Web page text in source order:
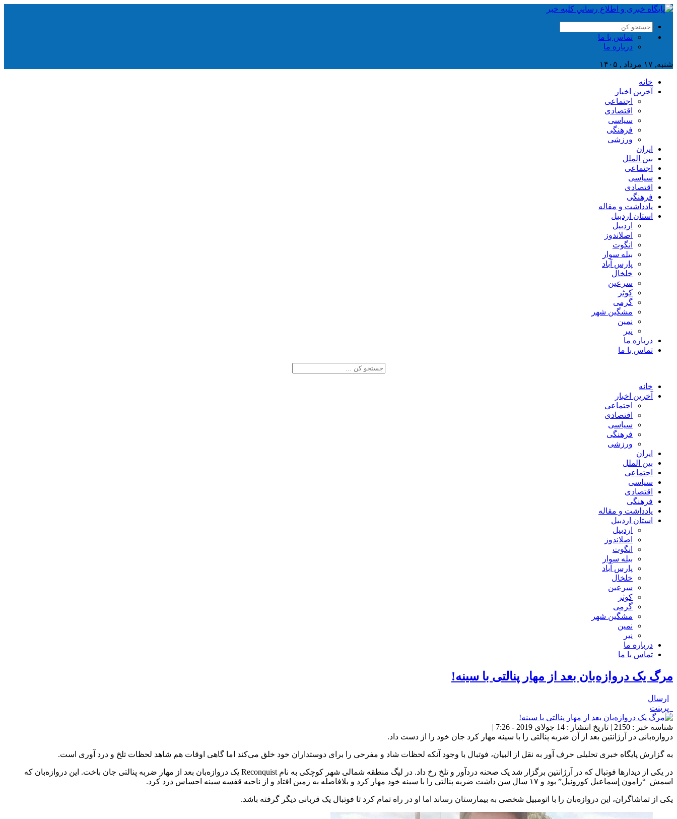
تماس با ما
درباره ما
شنبه, ۱۷ مرداد , ۱۴۰۵
خانه
آخرین اخبار
اجتماعی
اقتصادی
سیاسی
فرهنگی
ورزشی
ایران
بین الملل
اجتماعی
سیاسی
اقتصادی
فرهنگی
یادداشت و مقاله
استان اردبیل
اردبیل
اصلاندوز
انگوت
بیله سوار
پارس آباد
خلخال
سرعین
کوثر
گرمی
مشگین شهر
نمین
نیر
درباره ما
تماس با ما
خانه
آخرین اخبار
اجتماعی
اقتصادی
سیاسی
فرهنگی
ورزشی
ایران
بین الملل
اجتماعی
سیاسی
اقتصادی
فرهنگی
یادداشت و مقاله
استان اردبیل
اردبیل
اصلاندوز
انگوت
بیله سوار
پارس آباد
خلخال
سرعین
کوثر
گرمی
مشگین شهر
نمین
نیر
درباره ما
تماس با ما
مرگ یک دروازه‌بان بعد از مهار پنالتی با سینه!
ارسال
پرینت
شناسه خبر : 2150 | تاریخ انتشار : 14 جولای 2019 - 7:26 |
دروازه‌بانی در آرژانتین بعد از آن ضربه پنالتی را با سینه مهار کرد جان خود را از دست داد.
به گزارش پایگاه خبری تحلیلی حرف آور به نقل از البیان، فوتبال با وجود آنکه لحظات شاد و مفرحی را برای دوستداران خود خلق می‌کند اما گاهی اوقات هم شاهد لحظات تلخ و درد آوری است.
در یکی از دیدارها فوتبال که در آرژانتین برگزار شد یک صحنه دردآور و تلخ رخ داد. در لیگ منطقه شمالی شهر کوچکی به نام Reconquist یک دروازه‌بان بعد از مهار ضربه پنالتی جان باخت. این دروازه‌بان که
اسمش “رامون إسماعیل کورونیل” بود و ۱۷ سال سن داشت ضربه پنالتی را با سینه خود مهار کرد و بلافاصله به زمین افتاد و از ناحیه قفسه سینه احساس درد کرد.
یکی از تماشاگران، این دروازه‌بان را با اتومبیل شخصی به بیمارستان رساند اما او در راه تمام کرد تا فوتبال یک قربانی دیگر گرفته باشد.